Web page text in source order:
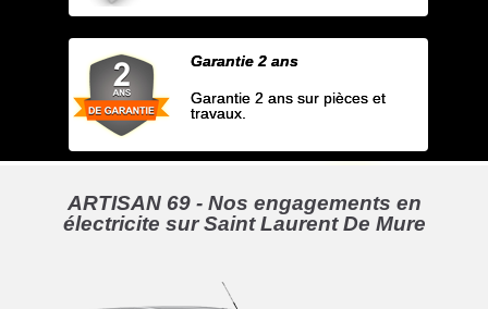
Garantie 2 ans
Garantie 2 ans sur pièces et
travaux.
ARTISAN 69 - Nos engagements en
électricite sur Saint Laurent De Mure